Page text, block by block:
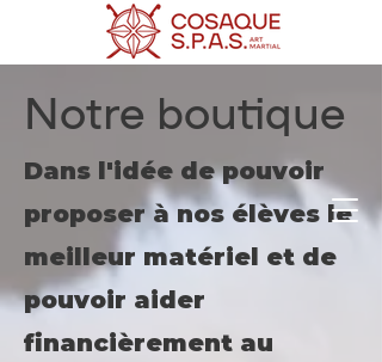
Cosaque
S.P.A.S.
Notre boutique
Dans l'idée de pouvoir
proposer à nos élèves le
meilleur matériel et de
pouvoir aider
financièrement au